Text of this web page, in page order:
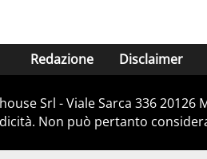
Redazione Disclaimer
Srl - Viale Sarca 336
Non può pertanto